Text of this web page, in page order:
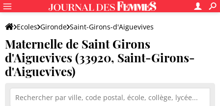
Ecoles Gironde Saint-Girons-d'Aiguevives
Maternelle de Saint Girons d'Aiguevives
Maternelle de Saint Girons
d'Aiguevives (33920, Saint-Girons-
d'Aiguevives)